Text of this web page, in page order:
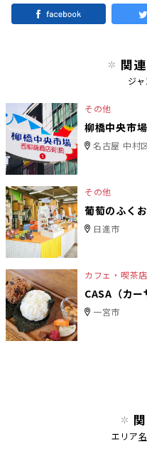
関
ジ
その他
柳橋中央市
名古屋 中村
その他
葡萄のふく
日進市
カフェ・喫茶店
CASA（カー
一宮市
エリア